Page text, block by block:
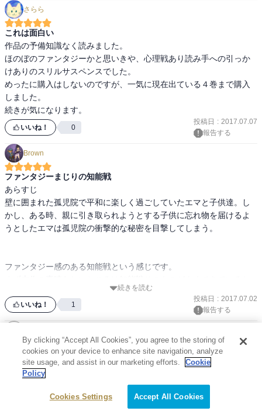
さらら
これは面白い
作品の予備知識なく読みました。
ほのぼのファンタジーかと思いきや、心理戦あり読み手への引っか
けありのスリルサスペンスでした。
めったに購入はしないのですが、一気に現在出ている４巻まで購入
しました。
いいね！ 0
投稿日 : 2017.07.07
報告する
Brown
ファンタジーまじりの知能戦
あらすじ
壁に囲まれた孤児院で平和に楽しく過ごしていたエマと子供達。し
かし、ある時、親に引き取られようとする子供に忘れ物を届けるよ
うとしたエマは孤児院の衝撃的な秘密を目撃してしまう。
ファンタジー感のある知能戦という感じです。
いうことです。あの質問にそんな意味があったのかなど後から驚か
されることが非常に多いです。
また、演出も巧みであり、毎回毎回非常にドキドキさせられます。
面白いです。
あとは現在までのところファンタジー的なところがうまく融合され
ているという印象です。主人公達の常識が読者と同じようなところ
されていると感じます。
という感じで現在までのところ非常に素晴らしい作品です。題名な
続きを読む
いいね！ 1
投稿日 : 2017.07.02
報告する
このレビューはネタバレを含みます。
母と慕う彼女は親ではない。共に暮らす彼らは兄弟ではない。エ
マ・ノーマン・レイの三人はこの小さな孤児院で幸せな毎日を送っ
ていた。しかし、彼らの日常はある日突然終わりを告げた。真実を
知った彼らを待つ運命とは…!?（Amazon紹介より）
続きを読む
ブクログレビューは
いいねできません
powered by ブクログ
By clicking “Accept All Cookies”, you agree to the storing of
cookies on your device to enhance site navigation, analyze
site usage, and assist in our marketing efforts.
Cookie
Policy
Cookies Settings Accept All Cookies